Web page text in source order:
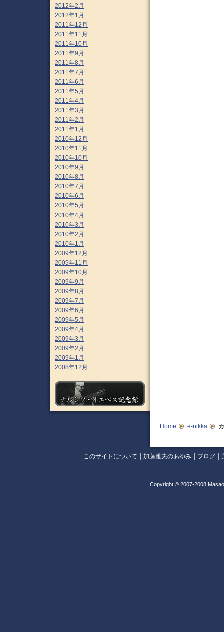
2012年2月
2012年1月
2011年12月
2011年11月
2011年10月
2011年9月
2011年8月
2011年7月
2011年6月
2011年5月
2011年4月
2011年3月
2011年2月
2011年1月
2010年12月
2010年11月
2010年10月
2010年9月
2010年8月
2010年7月
2010年6月
2010年5月
2010年4月
2010年3月
2010年2月
2010年1月
2009年12月
2009年11月
2009年10月
2009年9月
2009年8月
2009年7月
2009年6月
2009年5月
2009年4月
2009年3月
2009年2月
2009年1月
2008年12月
Home e-nikka
このサイトについて 加藤雅夫のあゆみ ブログ
Copyright © 2007-2008